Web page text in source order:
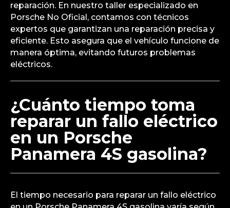
reparación. En nuestro taller especializado en
Porsche No Oficial, contamos con técnicos
expertos que garantizan una reparación precisa y
eficiente. Esto asegura que el vehículo funcione de
manera óptima, evitando futuros problemas
eléctricos.
¿Cuánto tiempo toma
reparar un fallo eléctrico
en un Porsche
Panamera 4S gasolina?
El tiempo necesario para reparar un fallo eléctrico